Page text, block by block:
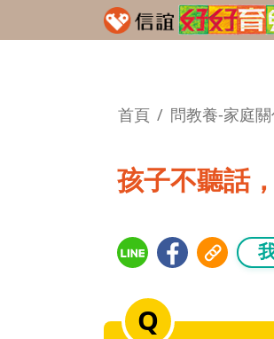
首頁 問教養-家庭
孩子不聽話